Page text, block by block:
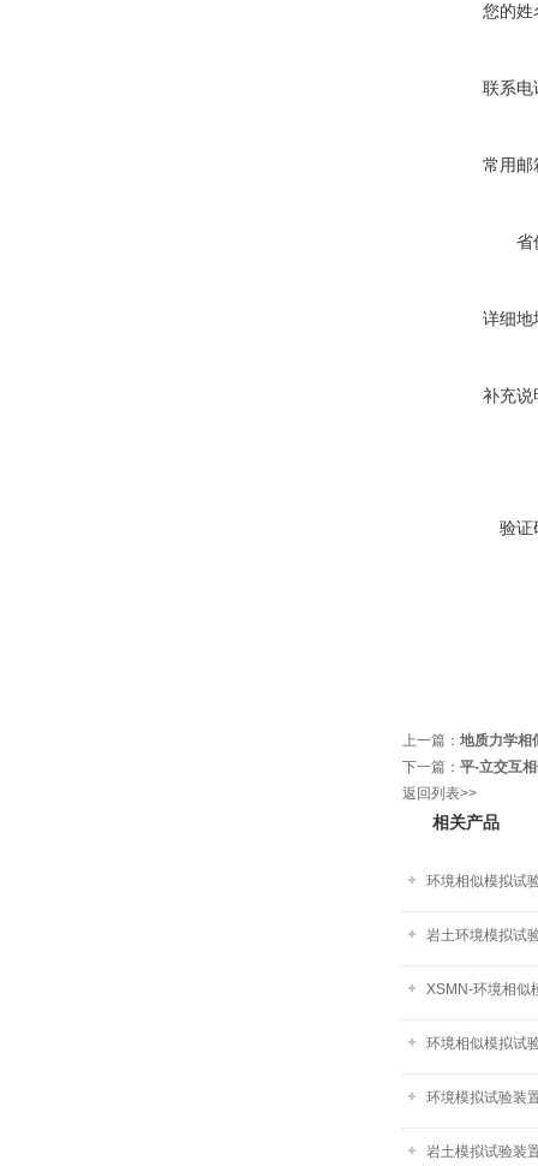
您的姓
联系电
常用邮
省
详细地
补充说
验证
上一篇： 地质力学相
下一篇： 平-立交互
返回列表>>
相关产品
环境相似模拟试
岩土环境模拟试
XSMN-环境相似
环境相似模拟试
环境模拟试验装
岩土模拟试验装